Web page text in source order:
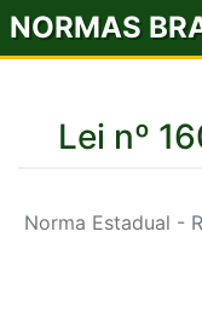
NORMAS
Lei nº
Norma Estadual -